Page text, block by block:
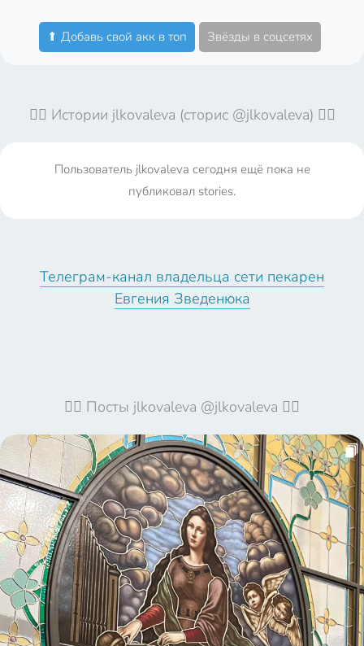
⬆ Добавь свой акк в топ Звёзды в соцсетях
🤦‍♀️ Истории jlkovaleva (сторис @jlkovaleva) 🤦‍♀️
Пользователь jlkovaleva сегодня ещё пока не
публиковал stories.
Телеграм-канал владельца сети пекарен
Евгения Зведенюка
🦹‍♀️ Посты jlkovaleva @jlkovaleva 🦹‍♀️